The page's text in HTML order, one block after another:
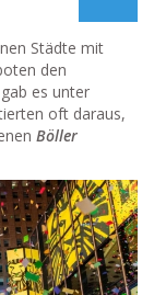
Städte mit
den
es unter
oft daraus,
Böller